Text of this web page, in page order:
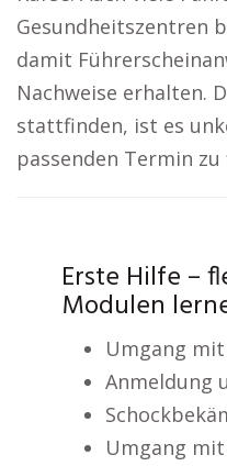
Gesundheitszentren
damit
Nachweise erhalten.
stattfinden, ist es
passenden Termin zu
Erste Hilfe –
Modulen
Umgang
Anmeldung
Umgang